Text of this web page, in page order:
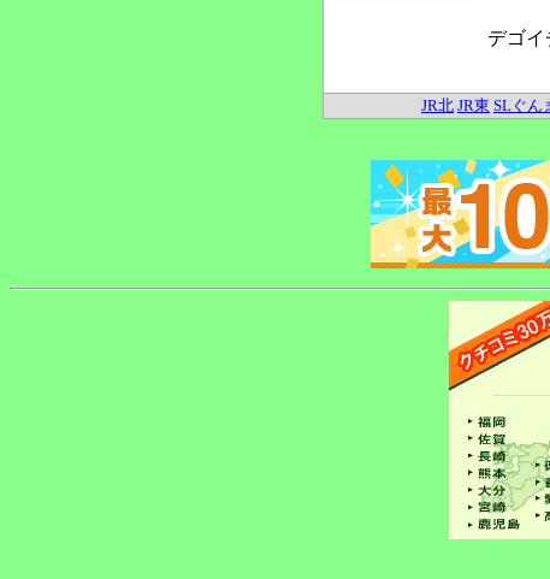
デゴ
JR北 JR東 SLぐん